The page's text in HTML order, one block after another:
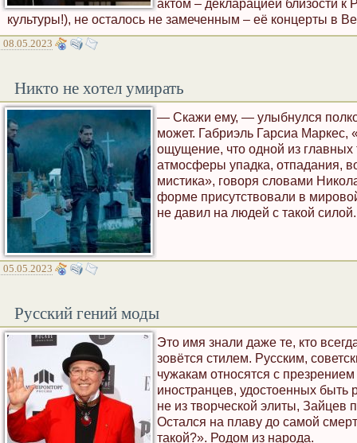
актом – декларацией близости к
культуры!), не осталось не замеченным – её концерты в
08.05.2023
Никто не хотел умирать
— Скажи ему, — улыбнулся
может. Габриэль Гарсиа Маркес,
ощущение, что одной из главных
атмосферы упадка, отпадания,
мистика», говоря словами
форме присутствовали в
не давил на людей с такой силой.
05.05.2023
Русский гений моды
Это имя знали даже те, кто
зовётся стилем. Русским,
чужакам относятся с
иностранцев, удостоенных
не из творческой элиты, Зайцев
Остался на плаву до самой
такой?». Родом из народа.